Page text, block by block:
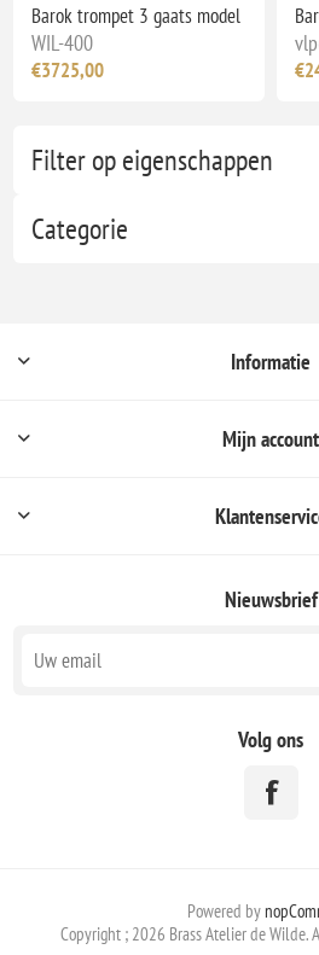
Filter op eigenschappen
Categorie
Barok trompet 3 gaats model
WIL-400
€3725,00
Informatie
Mijn account
Nieuwsbrief
Volg ons
Powered by
Copyright ; 2026 Brass Atelier de Wilde.